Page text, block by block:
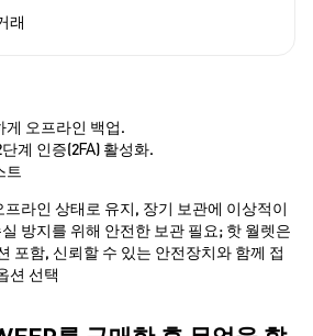
래
게 오프라인 백업.
계 인증(2FA) 활성화.
트
라인 상태로 유지, 장기 보관에 이상적이
방지를 위해 안전한 보관 필요; 핫 월렛은
포함, 신뢰할 수 있는 안전장치와 함께 접
션 선택